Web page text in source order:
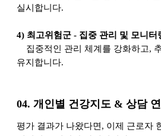
실시합니다.
4) 최고위험군 - 집중 관리 및 모니터
집중적인 관리 체계를 강화하고,
유지합니다.
04. 개인별 건강지도 & 상담 연
평가 결과가 나왔다면, 이제 근로자